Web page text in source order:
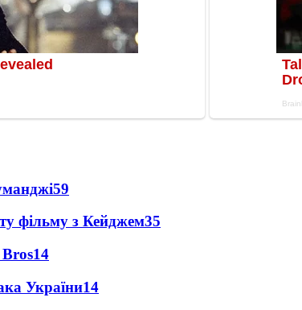
59
фільму з Кейджем35
14
України14